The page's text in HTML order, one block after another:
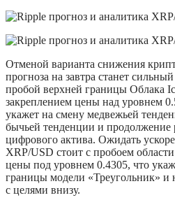
Отменой варианта снижения
прогноза на завтра станет
пробой верхней границы Облака
закреплением цены над уровнем
укажет на смену медвежьей
бычьей тенденции и продолжение
цифрового актива. Ожидать
XRP/USD стоит с пробоем
цены под уровнем 0.4305, что
границы модели «Треугольник» и
с целями внизу.